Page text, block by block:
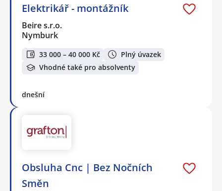
Elektrikář - montážník
Beire s.r.o.
Nymburk
33 000 – 40 000 Kč
Plný úvazek
Vhodné také pro absolventy
dnešní
Obsluha Cnc | Bez Nočních
Směn